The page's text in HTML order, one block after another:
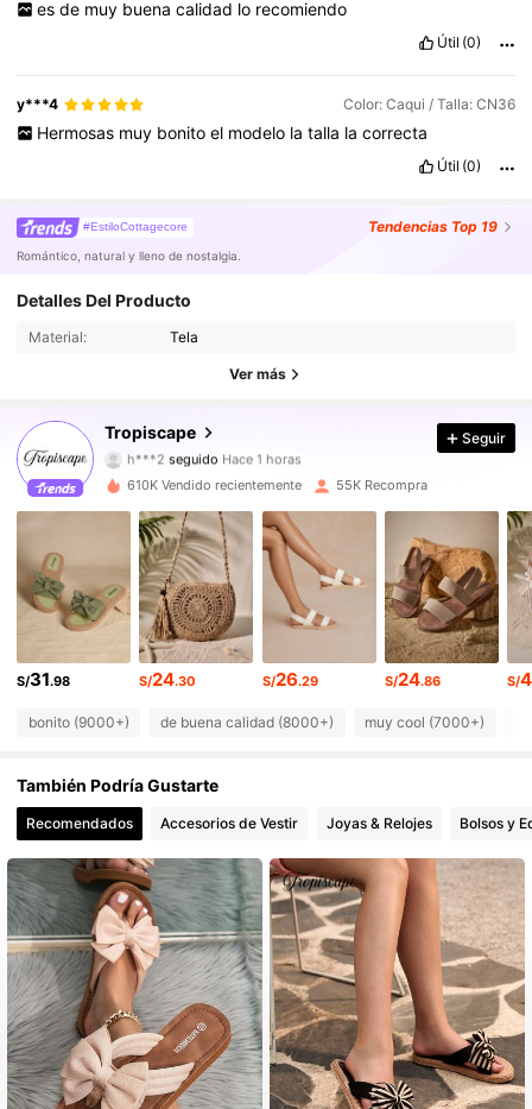
es de muy buena calidad lo recomiendo
Útil (0)
y***4 Color: Caqui / Talla: CN36
Hermosas muy bonito el modelo la talla la correcta
Útil (0)
#EstiloCottagecore Tendencias Top 19
Romántico, natural y lleno de nostalgia.
Detalles Del Producto
Material: Tela
Ver más
Tropiscape
4.88 91K Seguidores
91K Seguidores
4.88
h***2 seguido Hace 1 horas
4.88
4.88 91K Seguidores
4.88 91K Seguidores
4.88 91K Seguidores
4.88
4.88 91K Seguidores
Seguir
610K Vendido recientemente 55K Recompra
S/31.98 S/24.30 S/26.29 S/24.86 S/
bonito (9000+) de buena calidad (8000+) muy cool (7000+)
También Podría Gustarte
Recomendados Accesorios de Vestir Joyas & Relojes Bolsos y